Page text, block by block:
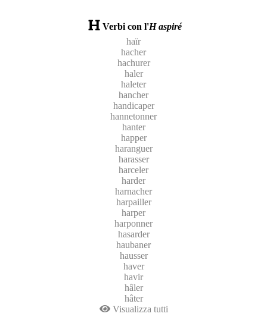
Verbi con l'H aspiré
haïr
hacher
hachurer
haler
haleter
hancher
handicaper
hannetonner
hanter
happer
haranguer
harasser
harceler
harder
harnacher
harpailler
harper
harponner
hasarder
haubaner
hausser
haver
havir
hâler
hâter
Visualizza tutti